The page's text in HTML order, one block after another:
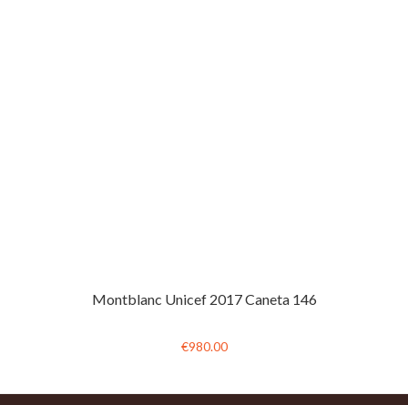
Montblanc Unicef 2017 Caneta 146
€980.00